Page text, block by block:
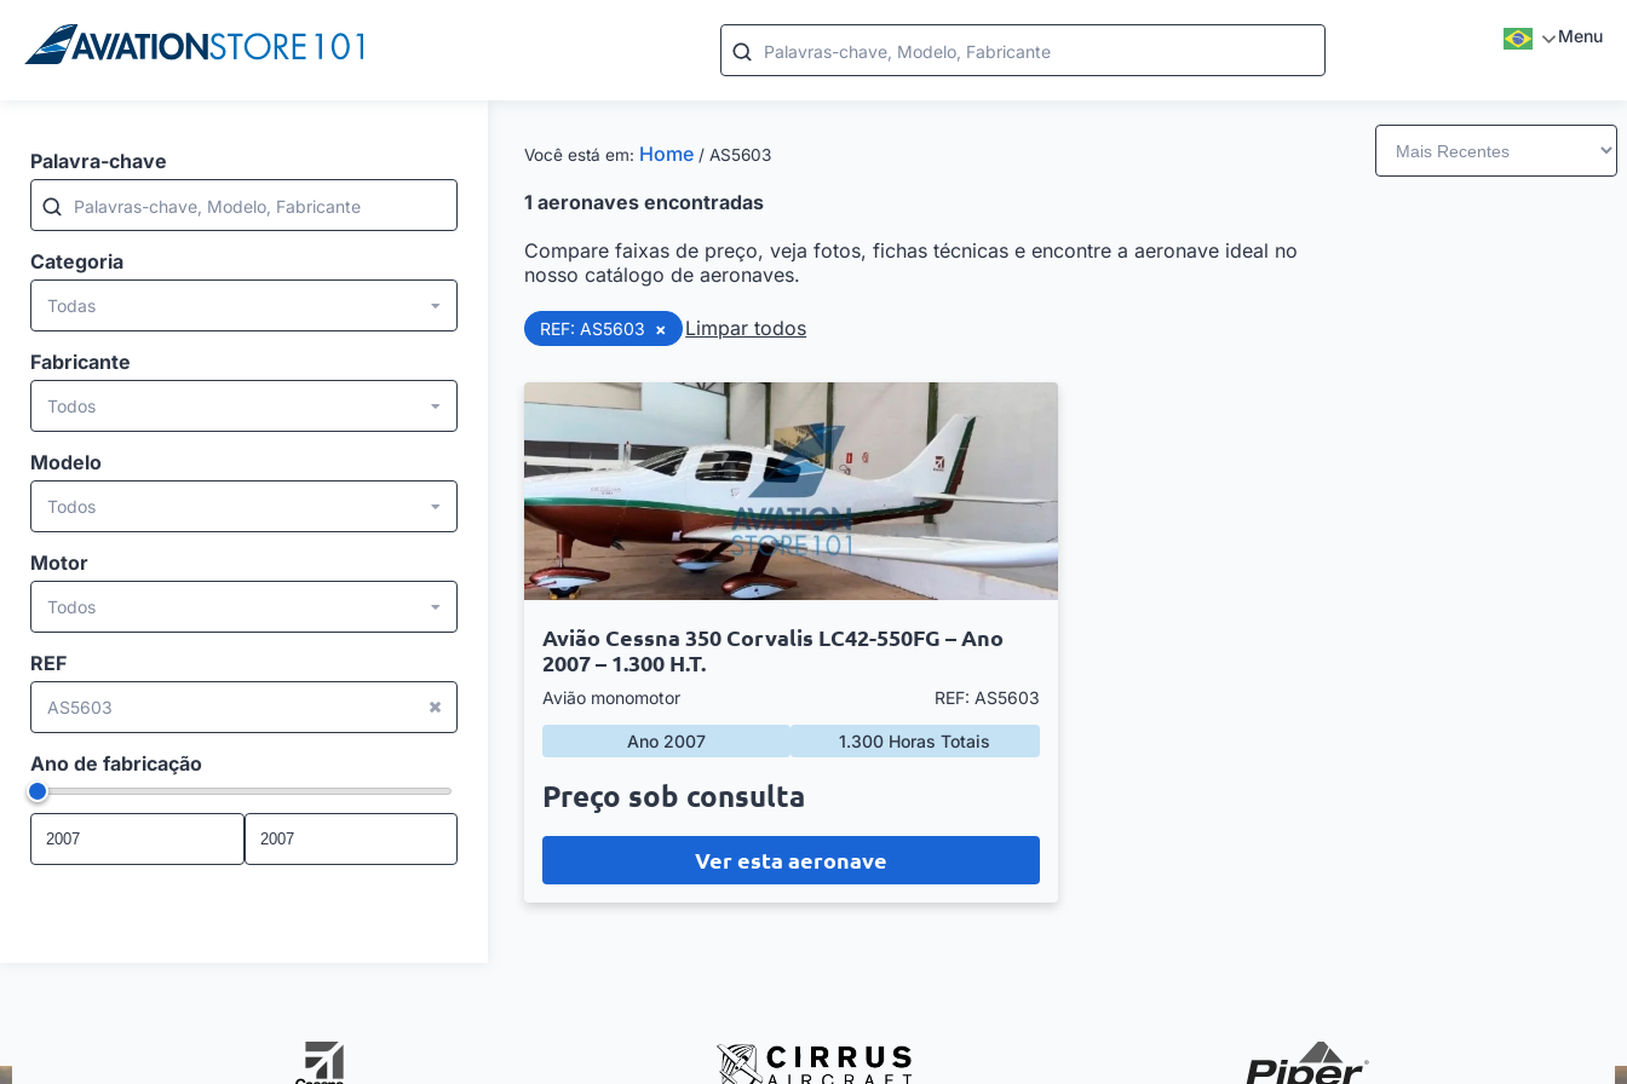
Palavras-chave, Modelo, Fabricante
Menu
Palavra-chave
Palavras-chave, Modelo, Fabricante
Categoria
Todas
Fabricante
Todos
Modelo
Todos
Motor
Todos
REF
AS5603
Ano de fabricação
Você está em: Home /AS5603
1 aeronaves encontradas
Compare faixas de preço, veja fotos, fichas técnicas e encontre a aeronave ideal no
nosso catálogo de aeronaves.
REF: AS5603 × Limpar todos
Avião Cessna 350 Corvalis LC42-550FG – Ano
2007 – 1.300 H.T.
Avião monomotor REF: AS5603
Ano 2007 1.300 Horas Totais
Ver esta aeronave
Preço sob consulta